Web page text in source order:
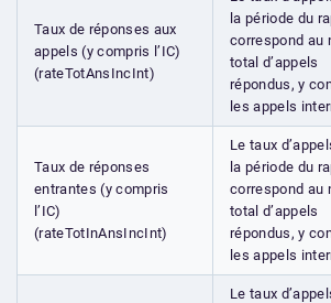
Taux de réponses aux
appels (y compris l’IC)
(rateTotAnsIncInt)
la période du
correspond au
total d’appels
répondus, y
les appels
Taux de réponses
entrantes (y compris
l’IC)
(rateTotInAnsIncInt)
Le taux
la période du
correspond au
total d’appels
répondus, y
les appels
Le taux